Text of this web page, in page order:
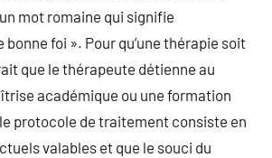
mot romaine qui signifie
foi ». Pour qu’une thérapie soit
que le thérapeute détienne au
académique ou une formation
protocole de traitement consiste en
valables et que le souci du